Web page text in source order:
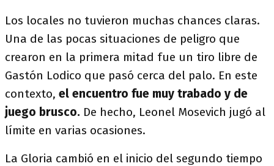
Los locales no tuvieron muchas chances claras.
Una de las pocas situaciones de peligro que
crearon en la primera mitad fue un tiro libre de
Gastón Lodico que pasó cerca del palo. En este
contexto, el encuentro fue muy trabado y de
juego brusco. De hecho, Leonel Mosevich jugó al
límite en varias ocasiones.
La Gloria cambió en el inicio del segundo tiempo